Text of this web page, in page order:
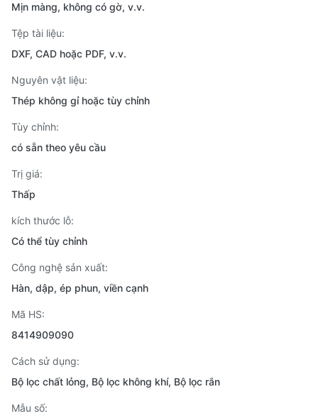
Mịn màng, không có gờ, v.v.
Tệp tài liệu:
DXF, CAD hoặc PDF, v.v.
Nguyên vật liệu:
Thép không gỉ hoặc tùy chỉnh
Tùy chỉnh:
có sẵn theo yêu cầu
Trị giá:
Thấp
kích thước lỗ:
Có thể tùy chỉnh
Công nghệ sản xuất:
Hàn, dập, ép phun, viền cạnh
Mã HS:
8414909090
Cách sử dụng:
Bộ lọc chất lỏng, Bộ lọc không khí, Bộ lọc rắn
Mẫu số: